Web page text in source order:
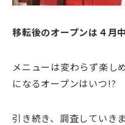
移転後のオープンは４月
メニューは変わらず楽し
になるオープンはいつ!?
引き続き、調査していき